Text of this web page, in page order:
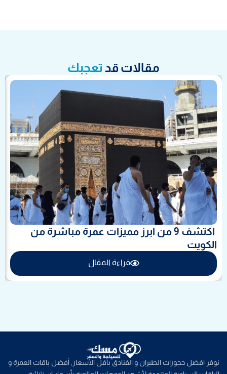
مقالات قد تعجبك
اكتشف 9 من ابرز مميزات عمرة مباشرة من
الكويت
قراءة المقال
نوفر افضل حجوزات الطيران و الفنادق بأقل الأسعار, أفضل باقات العمرة و